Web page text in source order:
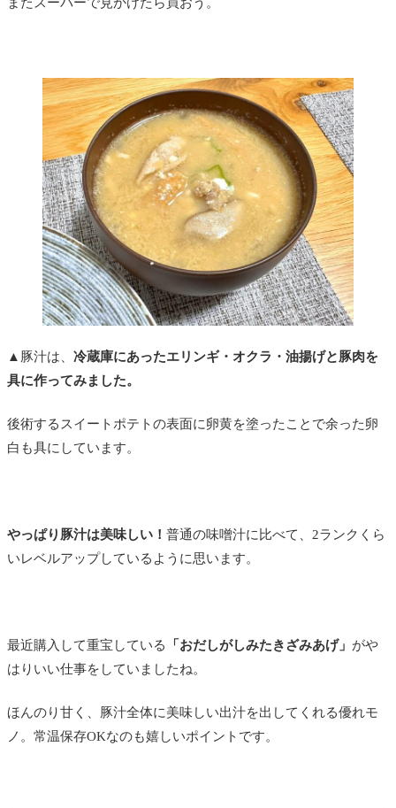
▲豚汁は、 冷蔵庫にあったエリンギ・オクラ・油揚げと豚肉を
具に作ってみました。
後術するスイートポテトの表面に卵黄を塗ったことで余った卵
白も具にしています。
やっぱり豚汁は美味しい！ 普通の味噌汁に比べて、2ランクくら
いレベルアップしているように思います。
最近購入して重宝している 「おだしがしみたきざみあげ」 がや
はりいい仕事をしていましたね。
ほんのり甘く、豚汁全体に美味しい出汁を出してくれる優れモ
ノ。常温保存OKなのも嬉しいポイントです。